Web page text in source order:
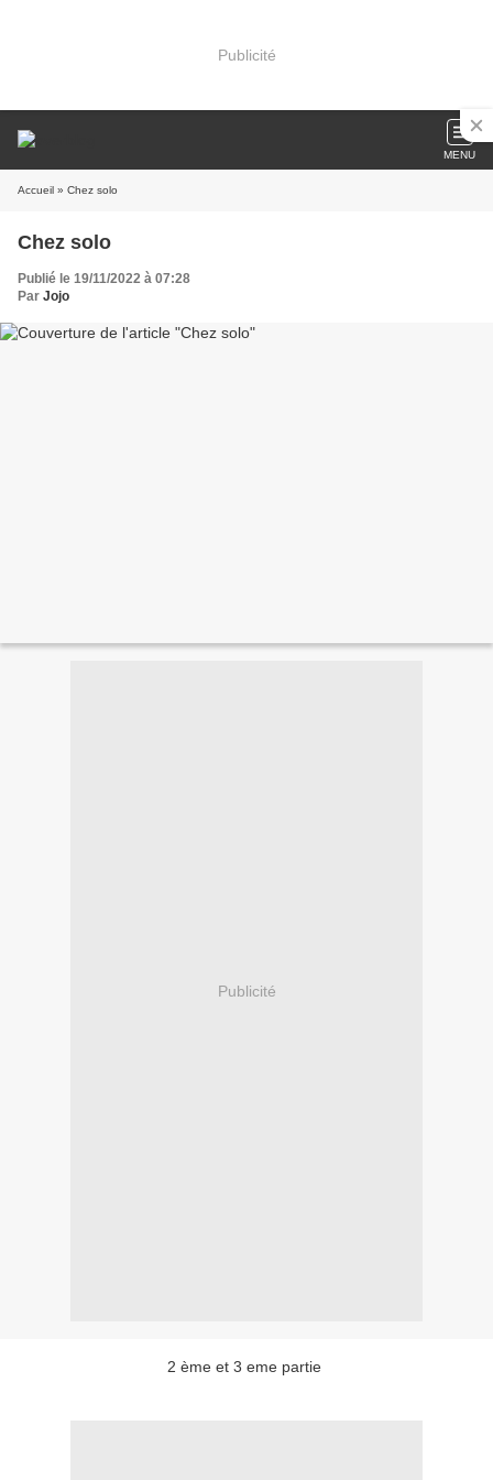
Publicité
MENU
Accueil » Chez solo
Chez solo
Publié le 19/11/2022 à 07:28
Par Jojo
Publicité
2 ème et 3 eme partie